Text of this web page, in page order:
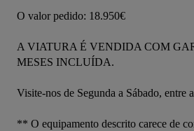
O valor pedido: 18.950€
A VIATURA É VENDIDA COM
MESES INCLUÍDA.
Visite-nos de Segunda a Sábado, entre
** O equipamento descrito carece de